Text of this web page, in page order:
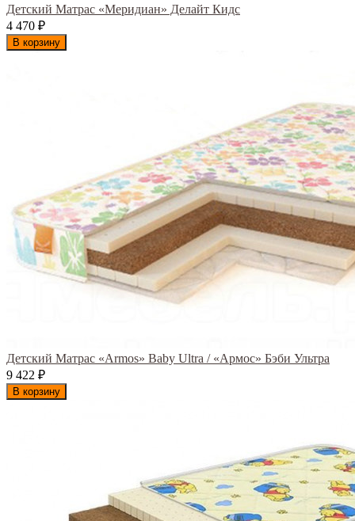
Детский Матрас «Меридиан» Делайт Кидс
4 470 ₽
В корзину
Детский Матрас «Armos» Baby Ultra / «Армос» Бэби Ультра
9 422 ₽
В корзину